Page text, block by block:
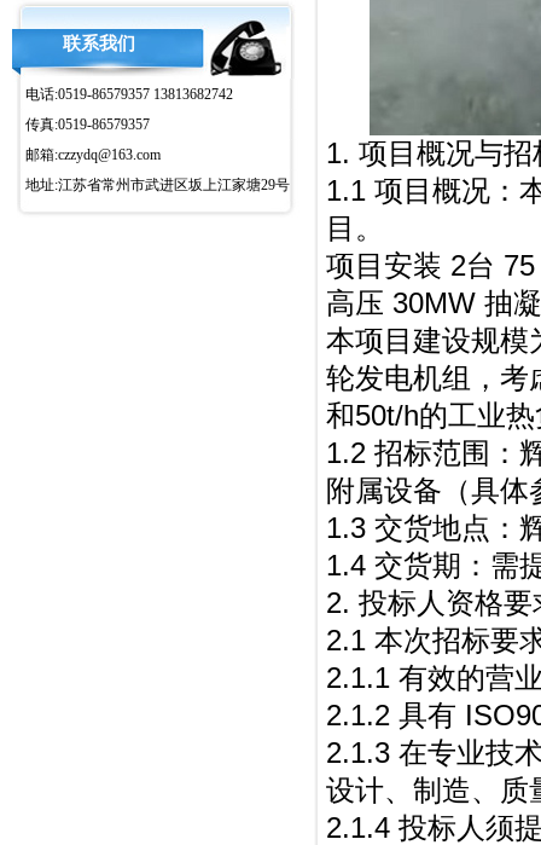
联系我们
电话:0519-86579357 13813682742
传真:0519-86579357
邮箱:czzydq@163.com
地址:江苏省常州市武进区坂上江家塘29号
1. 项目概况与招
1.1 项目概况：
目。
项目安装 2台
高压 30MW 抽
本项目建设规模
轮发电机组，考
和50t/h的工业
1.2 招标范围：
附属设备（具
1.3 交货地点：
1.4 交货期：需
2. 投标人资格要
2.1 本次招标要
2.1.1 有效的营
2.1.2 具有
2.1.3 在专业技
设计、制造、质
2.1.4 投标人须